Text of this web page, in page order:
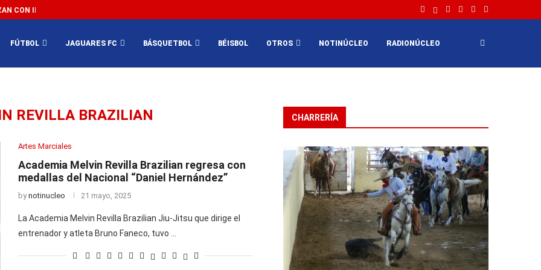
CON IMPEDIR EL MÉXICO VS SUDÁFRICA...
FÚTBOL JAGUARES FC BÁSQUETBOL BÉISBOL OTROS NOTINÚCLEO RADIONÚCLEO
REVILLA BRAZILIAN
Artes Marciales
Academia Melvin Revilla Brazilian regresa con
medallas del Nacional “Daniel Hernández”
bynotinucleo 21 mayo, 2025
La Academia Melvin Revilla Brazilian Jiu-Jitsu que dirige el
entrenador y atleta Bruno Faneco, tuvo …
CHARRERÍA